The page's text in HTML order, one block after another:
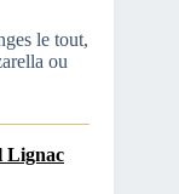
le tout,
ou
Lignac